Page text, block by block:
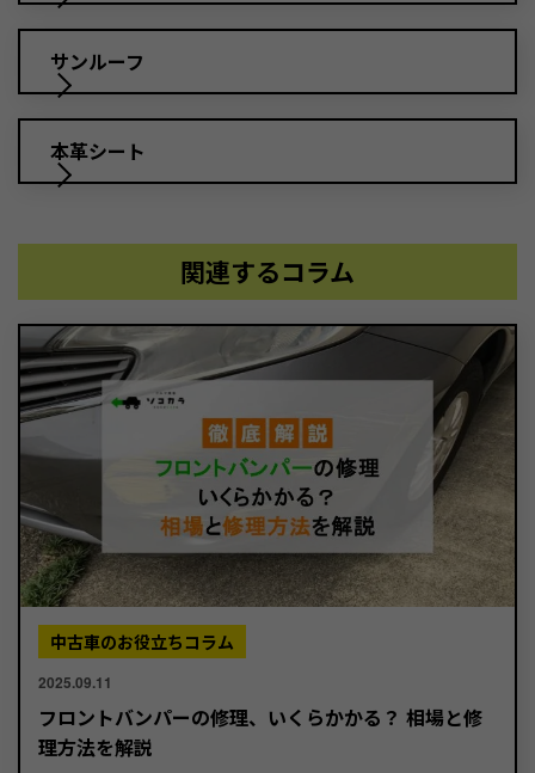
サンルーフ
本革シート
関連するコラム
中古車のお役立ちコラム
2025.09.11
フロントバンパーの修理、いくらかかる？ 相場と修
理方法を解説